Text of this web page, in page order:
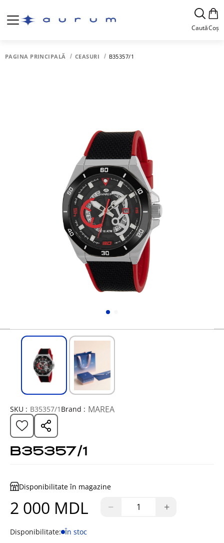
CautăCoș
PAGINA PRINCIPALĂ CEASURI B35357/1
SKU : B35357/1 Brand : MAREA
B35357/1
Disponibilitate în magazine
2 000 MDL − +
Disponibilitate: În stoc